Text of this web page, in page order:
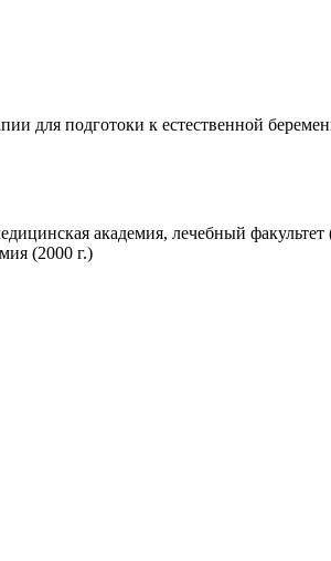
для подготоки к естественной
академия, лечебный факультет
(2000 г.)